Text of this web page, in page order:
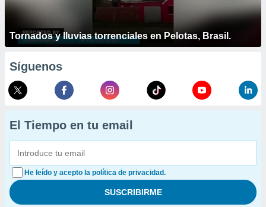
Tornados y lluvias torrenciales en Pelotas, Brasil.
Síguenos
El Tiempo en tu email
He leído y acepto la política de privacidad.